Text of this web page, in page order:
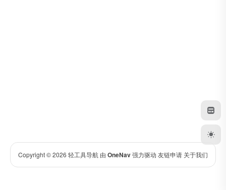
Copyright © 2026 轻工具导航 由 OneNav强力驱动 友链申请 关于我们